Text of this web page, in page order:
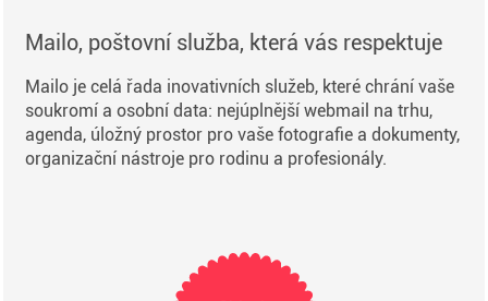
Mailo, poštovní služba, která vás respektuje
Mailo je celá řada inovativních služeb, které chrání vaše
soukromí a osobní data: nejúplnější webmail na trhu,
agenda, úložný prostor pro vaše fotografie a dokumenty,
organizační nástroje pro rodinu a profesionály.